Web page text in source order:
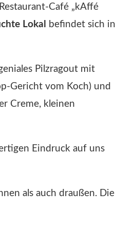
Café „kAffé
Lokal
befindet sich in
Pilzragout mit
Gericht vom Koch) und
Creme, kleinen
Eindruck auf uns
als auch draußen. Die